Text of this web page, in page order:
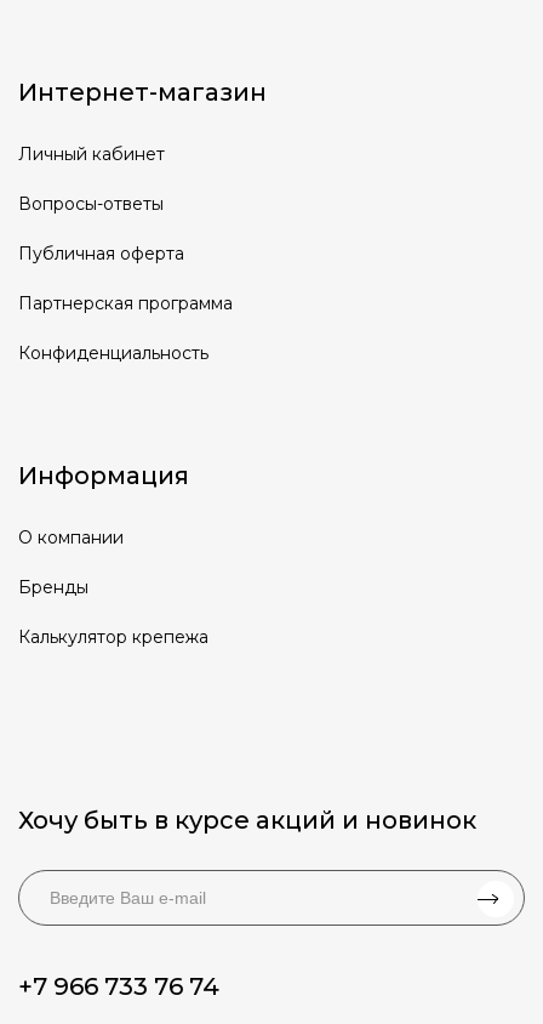
Интернет-магазин
Личный кабинет
Вопросы-ответы
Публичная оферта
Партнерская программа
Конфиденциальность
Информация
О компании
Бренды
Калькулятор крепежа
Хочу быть в курсе акций и новинок
+7 966 733 76 74